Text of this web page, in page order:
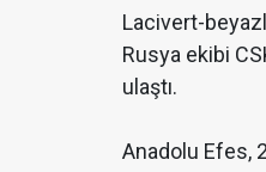
Lacivert-
Rusya ekibi
ulaştı.
Anadolu Efes,